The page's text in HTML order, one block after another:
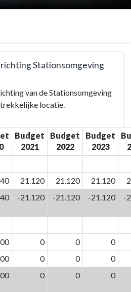
Stationsomgeving
van de Stationsomgeving
locatie.
Budget
2021
Budget
2022
Budget
2023
21.120 21.120 21.120
-21.120 -21.120 -21.120 -
0 0
0
0 0
0
0 0 0